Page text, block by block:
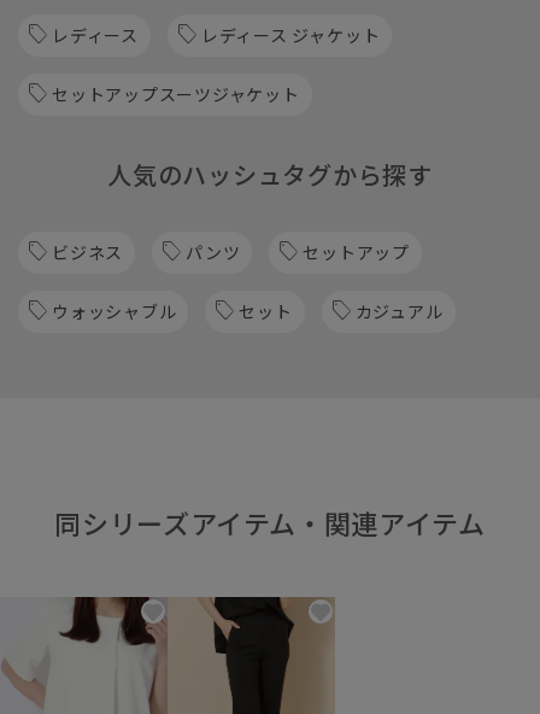
レディース レディース ジャケット
セットアップスーツジャケット
人気のハッシュタグから探す
ビジネス パンツ セットアップ
ウォッシャブル セット カジュアル
同シリーズアイテム・関連アイテム